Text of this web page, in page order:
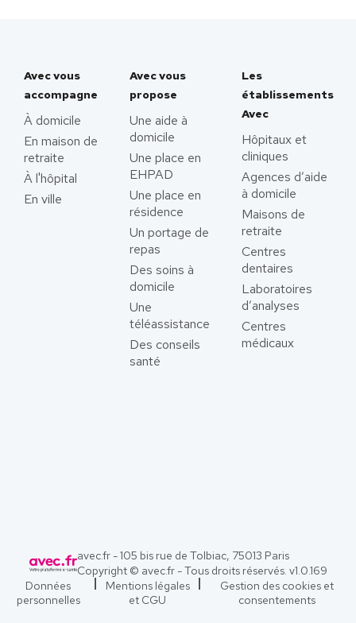
Avec vous
accompagne
À domicile
En maison de
retraite
À l'hôpital
En ville
Avec vous
propose
Une aide à
domicile
Une place en
EHPAD
Une place en
résidence
Un portage de
repas
Des soins à
domicile
Une
téléassistance
Des conseils
santé
Les
établissements
Avec
Hôpitaux et
cliniques
Agences d’aide
à domicile
Maisons de
retraite
Centres
dentaires
Laboratoires
d’analyses
Centres
médicaux
avec.fr - 105 bis rue de Tolbiac, 75013 Paris
Copyright © avec.fr - Tous droits réservés. v1.0.169
Données
personnelles
Mentions légales
et CGU
Gestion des cookies et
consentements